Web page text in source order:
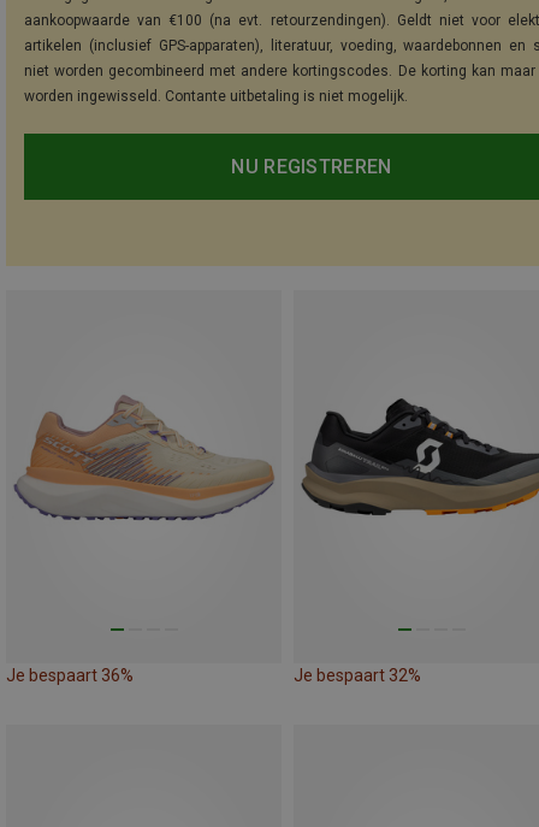
aankoopwaarde van €100 (na evt. retourzendingen). Geldt niet voor
artikelen (inclusief GPS-apparaten), literatuur, voeding, waardebonnen en
niet worden gecombineerd met andere kortingscodes. De korting kan maar
worden ingewisseld. Contante uitbetaling is niet mogelijk.
NU REGISTREREN
Je bespaart 36% Je bespaart 32%